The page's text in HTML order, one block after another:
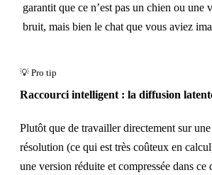
garantit que ce n’est pas un chien ou une
bruit, mais bien le chat que vous aviez
Raccourci intelligent : la diffusion
Plutôt que de travailler directement sur
résolution (ce qui est très coûteux en
une version réduite et compressée dans ce